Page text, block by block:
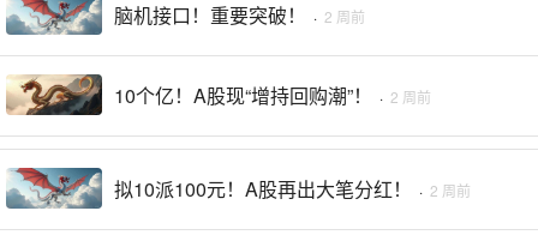
脑机接口！重要突破！ · 2 周前
10个亿！A股现“增持回购潮”！ · 2 周前
拟10派100元！A股再出大笔分红！ · 2 周前